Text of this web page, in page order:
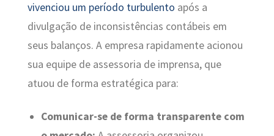
vivenciou um período turbulento após a
divulgação de inconsistências contábeis em
seus balanços. A empresa rapidamente acionou
sua equipe de assessoria de imprensa, que
atuou de forma estratégica para:
Comunicar-se de forma transparente com